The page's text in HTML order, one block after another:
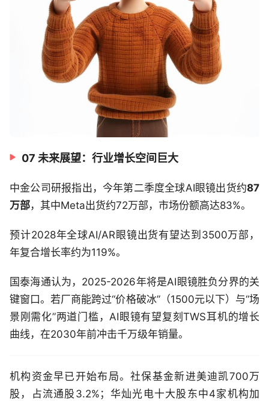
07 未来展望：行业增长空间巨大
中金公司研报指出，今年第二季度全球AI眼镜出货约87
万部，其中Meta出货约72万部，市场份额高达83%。
预计2028年全球AI/AR眼镜出货有望达到3500万部，
年复合增长率约为119%。
国泰海通认为，2025-2026年将是AI眼镜胜负分界的关
键窗口。若厂商能跨过“价格破冰”（1500元以下）与“场
景刚需化”两道门槛，AI眼镜有望复刻TWS耳机的增长
曲线，在2030年前冲击千万级年销量。
机构资金早已开始布局。社保基金新进美迪凯700万
股，占流通股3.2%；华灿光电十大股东中4家机构加